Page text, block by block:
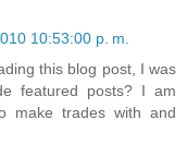
10:53:00 p. m.
this blog post, I was
featured posts? I am
make trades with and